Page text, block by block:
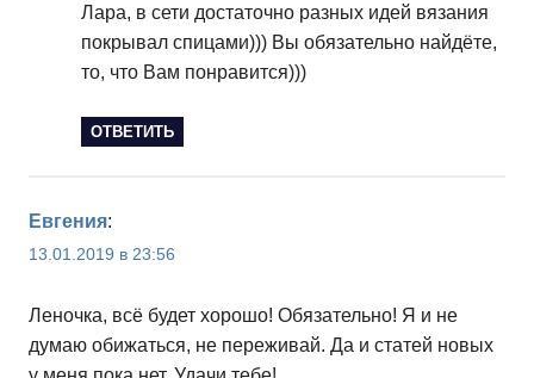
Лара, в сети достаточно разных идей вязания
покрывал спицами))) Вы обязательно найдёте,
то, что Вам понравится)))
ОТВЕТИТЬ
Евгения:
13.01.2019 в 23:56
Леночка, всё будет хорошо! Обязательно! Я и не
думаю обижаться, не переживай. Да и статей новых